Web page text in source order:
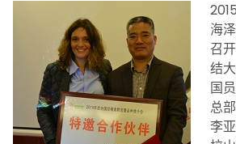
海
召
结
国
总
李